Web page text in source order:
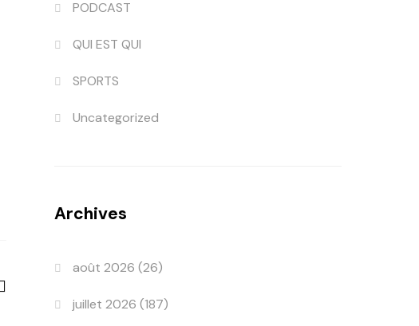
PODCAST
QUI EST QUI
SPORTS
Uncategorized
Archives
août 2026 (26)
juillet 2026 (187)